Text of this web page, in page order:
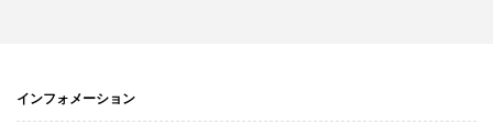
インフォメーション